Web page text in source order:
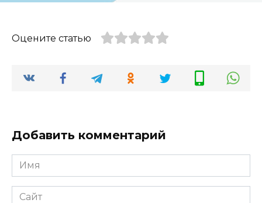
Оцените статью
Добавить комментарий
Имя
*
Сайт